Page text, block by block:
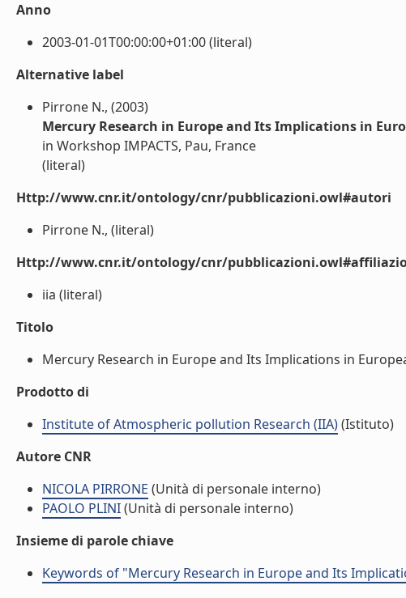
Anno
2003-01-01T00:00:00+01:00 (literal)
Alternative label
Pirrone N., (2003)
Mercury Research in Europe and Its Implications in
in Workshop IMPACTS, Pau, France
(literal)
Http://www.cnr.it/ontology/cnr/pubblicazioni.owl#autori
Pirrone N., (literal)
Http://www.cnr.it/ontology/cnr/
iia (literal)
Titolo
Mercury Research in Europe and Its Implications in
Prodotto di
Institute of Atmospheric pollution Research (IIA)(Istituto)
Autore CNR
NICOLA PIRRONE (Unità di personale interno)
PAOLO PLINI(Unità di personale interno)
Insieme di parole chiave
Keywords of "Mercury Research in Europe and Its